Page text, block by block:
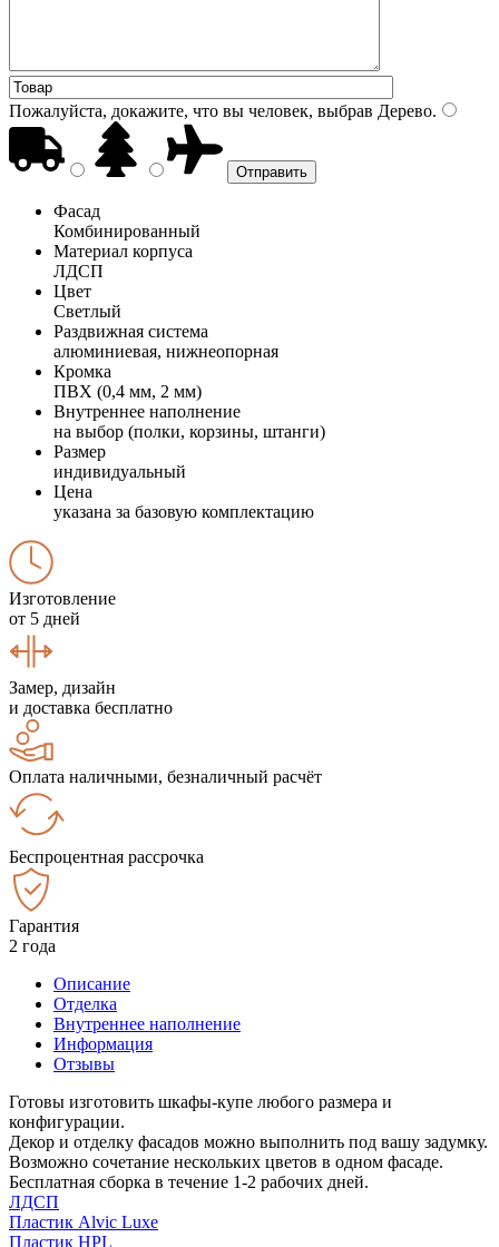
Пожалуйста, докажите, что вы человек, выбрав Дерево.
Фасад
Комбинированный
Материал корпуса
ЛДСП
Цвет
Светлый
Раздвижная система
алюминиевая, нижнеопорная
Кромка
ПВХ (0,4 мм, 2 мм)
Внутреннее наполнение
на выбор (полки, корзины, штанги)
Размер
индивидуальный
Цена
указана за базовую комплектацию
Изготовление
от 5 дней
Замер, дизайн
и доставка бесплатно
Оплата наличными, безналичный расчёт
Беспроцентная рассрочка
Гарантия
2 года
Описание
Отделка
Внутреннее наполнение
Информация
Отзывы
Готовы изготовить шкафы-купе любого размера и
конфигурации.
Декор и отделку фасадов можно выполнить под вашу задумку.
Возможно сочетание нескольких цветов в одном фасаде.
Бесплатная сборка в течение 1-2 рабочих дней.
ЛДСП
Пластик Alvic Luxe
Пластик HPL